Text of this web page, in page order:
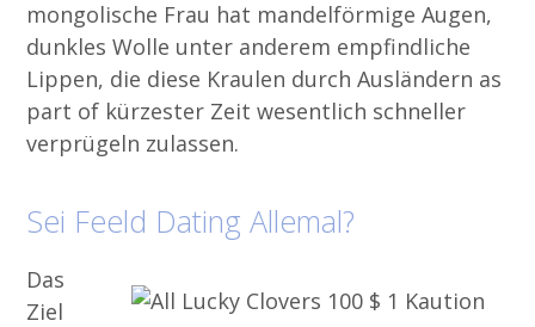
mongolische Frau hat mandelförmige Augen,
dunkles Wolle unter anderem empfindliche
Lippen, die diese Kraulen durch Ausländern as
part of kürzester Zeit wesentlich schneller
verprügeln zulassen.
Sei Feeld Dating Allemal?
Das
Ziel